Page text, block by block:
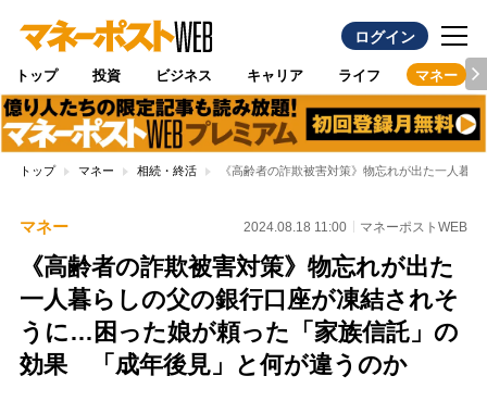
ログイン
トップ 投資 ビジネス キャリア ライフ マネー
トップ マネー 相続・終活 《高齢者の詐欺被害対策》物忘れが出た一人
マネー 2024.08.18 11:00 マネーポストWEB
《高齢者の詐欺被害対策》物忘れが出た
一人暮らしの父の銀行口座が凍結されそ
うに…困った娘が頼った「家族信託」の
効果 「成年後見」と何が違うのか